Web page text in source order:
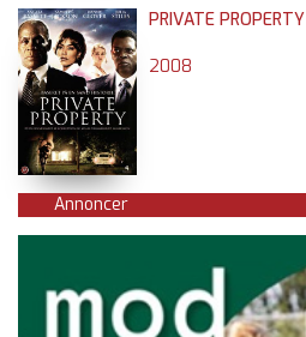
PRIVATE PROPERTY
2008
Annoncer